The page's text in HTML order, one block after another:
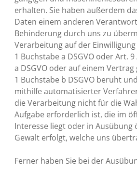
erhalten. Sie haben außerdem
Daten einem anderen
Behinderung durch uns zu
Verarbeitung auf der Einwilligung
1 Buchstabe a DSGVO oder Art.
a DSGVO oder auf einem Vertrag
1 Buchstabe b DSGVO beruht
mithilfe automatisierter
die Verarbeitung nicht für die
Aufgabe erforderlich ist, die im
Interesse liegt oder in Ausübung
Gewalt erfolgt, welche uns
Ferner haben Sie bei der